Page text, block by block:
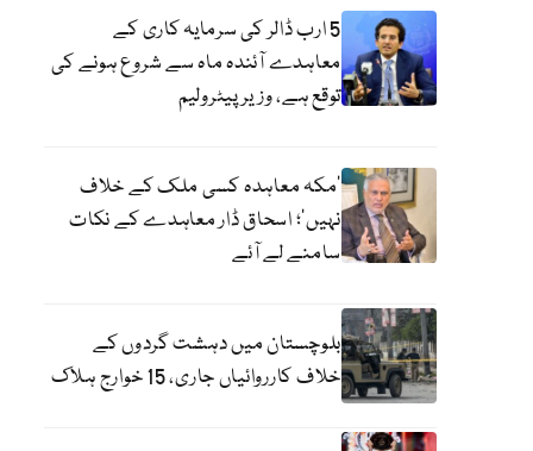
5 ارب ڈالر کی سرمایہ کاری کے
معاہدے آئندہ ماہ سے شروع ہونے کی
توقع ہے، وزیر پیٹرولیم
‘مکہ معاہدہ کسی ملک کے خلاف
نہیں’؛ اسحاق ڈار معاہدے کے نکات
سامنے لے آئے
بلوچستان میں دہشت گردوں کے
خلاف کارروائیاں جاری، 15 خوارج ہلاک